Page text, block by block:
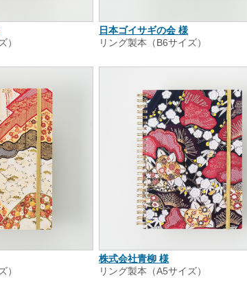
）
日本ゴイサギの会 様
リング製本（B6サイズ）
）
株式会社青柳 様
リング製本（A5サイズ）